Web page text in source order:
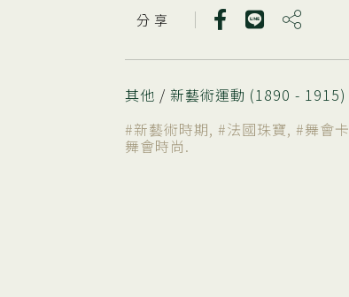
分 享
其他 / 新藝術運動 (1890 - 1915)
#新藝術時期, #法國珠寶, #舞會卡
舞會時尚.